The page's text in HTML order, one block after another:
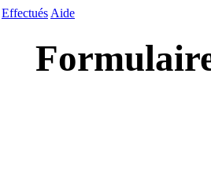
Effectués Aide